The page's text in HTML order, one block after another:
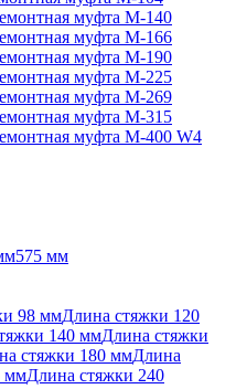
муфта M-140
муфта M-166
муфта M-190
муфта M-225
муфта M-269
муфта M-315
муфта M-400 W4
575 мм
98 ммДлина стяжки 120
140 ммДлина стяжки
стяжки 180 ммДлина
ммДлина стяжки 240